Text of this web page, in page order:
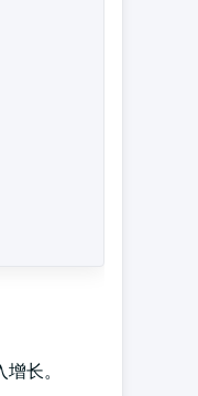
长。